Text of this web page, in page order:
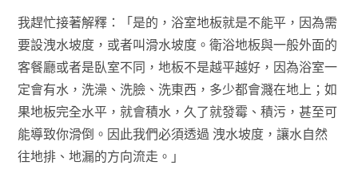
我趕忙接著解釋：「是的，浴室地板就是不能平，因為需
要設洩水坡度，或者叫滑水坡度。衛浴地板與一般外面的
客餐廳或者是臥室不同，地板不是越平越好，因為浴室一
定會有水，洗澡、洗臉、洗東西，多少都會濺在地上；如
果地板完全水平，就會積水，久了就發霉、積污，甚至可
能導致你滑倒。因此我們必須透過 洩水坡度，讓水自然
往地排、地漏的方向流走。」